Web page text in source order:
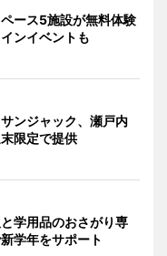
ース5施設が無料体験
ンイベントも
ンジャック、瀬戸内
限定で提供
学用品のおさがり専
学年をサポート